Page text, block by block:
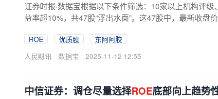
证券时报·数据宝根据以下条件筛选：10家以上机构评
益率超10%，共47股“浮出水面”。这47股中，最新收
ROE 优质股
东阿阿胶
人民财讯
数据宝 2025-11-12 12:55
中信证券：调仓尽量选择ROE底部向上趋势